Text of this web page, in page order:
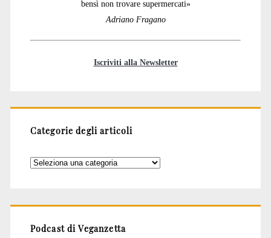
bensì non trovare supermercati»
Adriano Fragano
Iscriviti alla Newsletter
Categorie degli articoli
Categorie
Podcast di Veganzetta